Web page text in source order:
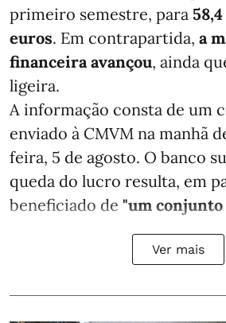
primeiro semestre, para
euros. Em contrapartida, a
financeira avançou, ainda
ligeira.
A informação consta de um
enviado à CMVM na manhã
feira, 5 de agosto. O banco
queda do lucro resulta, em
beneficiado de "um conjunto
Ver mais